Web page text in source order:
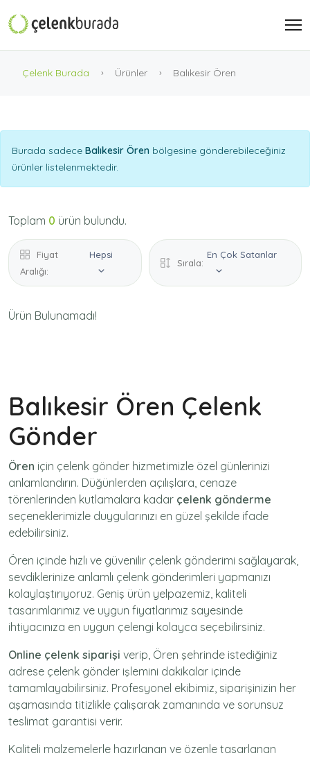
Çelenk Burada Ürünler Balıkesir Ören
Burada sadece Balıkesir Ören bölgesine gönderebileceğiniz
ürünler listelenmektedir.
Toplam 0 ürün bulundu.
Fiyat
Aralığı:
Hepsi
Sırala:
En Çok Satanlar
Ürün Bulunamadı!
Balıkesir Ören Çelenk
Gönder
Ören için çelenk gönder hizmetimizle özel günlerinizi
anlamlandırın. Düğünlerden açılışlara, cenaze
törenlerinden kutlamalara kadar çelenk gönderme
seçeneklerimizle duygularınızı en güzel şekilde ifade
edebilirsiniz.
Ören içinde hızlı ve güvenilir çelenk gönderimi sağlayarak,
sevdiklerinize anlamlı çelenk gönderimleri yapmanızı
kolaylaştırıyoruz. Geniş ürün yelpazemiz, kaliteli
tasarımlarımız ve uygun fiyatlarımız sayesinde
ihtiyacınıza en uygun çelengi kolayca seçebilirsiniz.
Online çelenk siparişi verip, Ören şehrinde istediğiniz
adrese çelenk gönder işlemini dakikalar içinde
tamamlayabilirsiniz. Profesyonel ekibimiz, siparişinizin her
aşamasında titizlikle çalışarak zamanında ve sorunsuz
teslimat garantisi verir.
Kaliteli malzemelerle hazırlanan ve özenle tasarlanan